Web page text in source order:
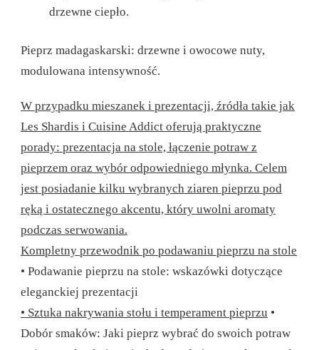
drzewne ciepło.
Pieprz madagaskarski: drzewne i owocowe nuty,
modulowana intensywność.
W przypadku mieszanek i prezentacji, źródła takie jak
Les Shardis i Cuisine Addict oferują praktyczne
porady: prezentacja na stole, łączenie potraw z
pieprzem oraz wybór odpowiedniego młynka. Celem
jest posiadanie kilku wybranych ziaren pieprzu pod
ręką i ostatecznego akcentu, który uwolni aromaty
podczas serwowania.
Kompletny przewodnik po podawaniu pieprzu na stole
• Podawanie pieprzu na stole: wskazówki dotyczące
eleganckiej prezentacji
• Sztuka nakrywania stołu i temperament pieprzu •
Dobór smaków: Jaki pieprz wybrać do swoich potraw